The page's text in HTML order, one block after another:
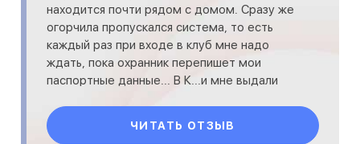
находится почти рядом с домом. Сразу же
огорчила пропускался система, то есть
каждый раз при входе в клуб мне надо
ждать, пока охранник перепишет мои
паспортные данные... В К...и мне выдали
ЧИТАТЬ ОТЗЫВ